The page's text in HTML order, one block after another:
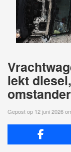
lekt
Gepost op 12 juni 2026